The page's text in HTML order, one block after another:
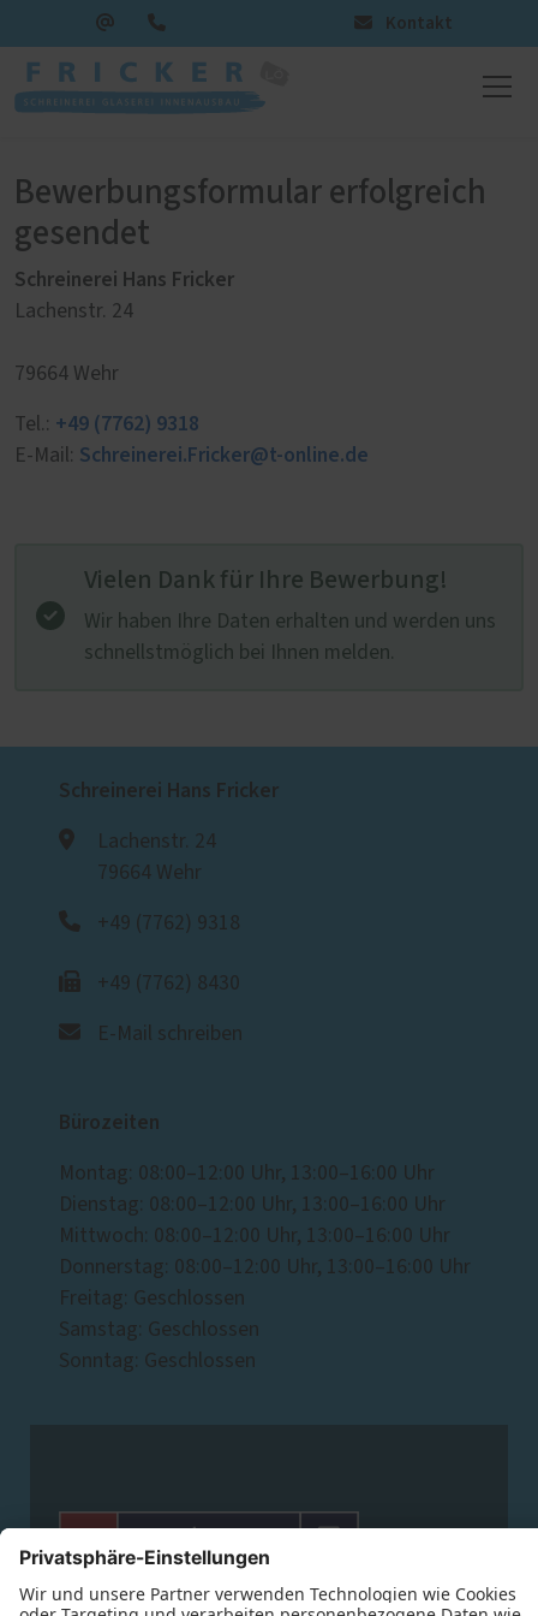
Kontakt
Bewerbungsformular erfolgreich
gesendet
Schreinerei Hans Fricker
Lachenstr. 24
79664 Wehr
Tel.: +49 (7762) 9318
E-Mail: Schreinerei.Fricker@t-online.de
Vielen Dank für Ihre Bewerbung!
Wir haben Ihre Daten erhalten und werden uns
schnellstmöglich bei Ihnen melden.
Schreinerei Hans Fricker
Lachenstr. 24
79664 Wehr
+49 (7762) 9318
+49 (7762) 8430
E-Mail schreiben
Bürozeiten
Montag: 08:00–12:00 Uhr, 13:00–16:00 Uhr
Dienstag: 08:00–12:00 Uhr, 13:00–16:00 Uhr
Mittwoch: 08:00–12:00 Uhr, 13:00–16:00 Uhr
Donnerstag: 08:00–12:00 Uhr, 13:00–16:00 Uhr
Freitag: Geschlossen
Samstag: Geschlossen
Sonntag: Geschlossen